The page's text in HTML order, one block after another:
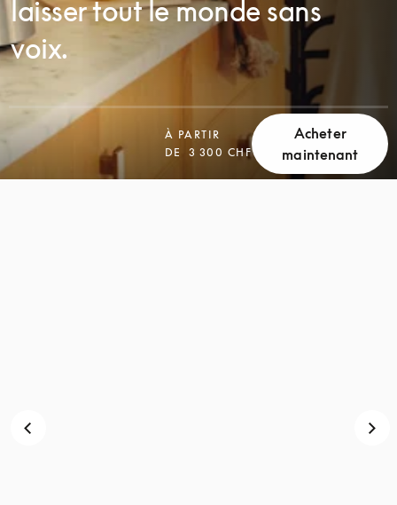
laisser tout le monde sans
voix.
À PARTIR
DE
3 300 CHF
Acheter
maintenant